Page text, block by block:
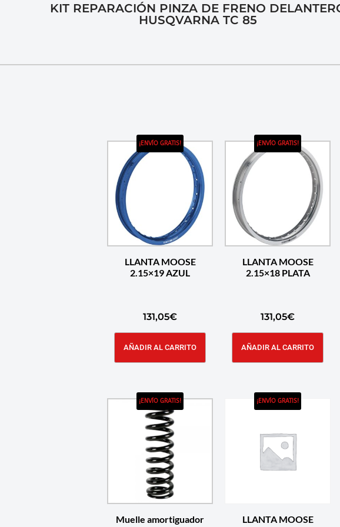
KIT REPARACIÓN PINZA DE FRENO
HUSQVARNA TC 85
¡ENVÍO GRATIS!
LLANTA MOOSE
2.15×19 AZUL
131,05€
AÑADIR AL CARRITO
¡ENVÍO GRATIS!
LLANTA MOOSE
2.15×18 PLATA
131,05€
AÑADIR AL CARRITO
¡ENVÍO GRATIS!
Muelle amortiguador
¡ENVÍO GRATIS!
LLANTA MOOSE